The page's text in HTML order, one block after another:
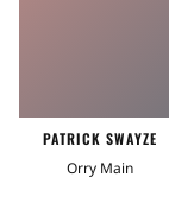
PATRICK SWAYZE
Orry Main